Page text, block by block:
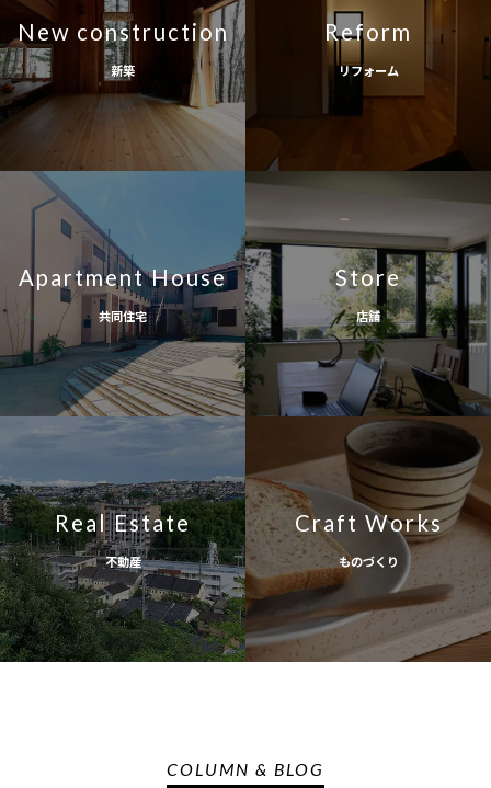
New construction
新築
Reform
リフォーム
Apartment House
共同住宅
Store
店舗
Real Estate
不動産
Craft Works
ものづくり
COLUMN & BLOG